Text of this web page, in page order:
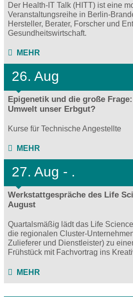
Der Health-IT Talk (HITT) ist eine
Veranstaltungsreihe in Berlin-
Hersteller, Berater, Forscher und
Gesundheitswirtschaft.
MEHR
26. Aug
Epigenetik und die große
Umwelt unser Erbgut?
Kurse für Technische Angestellte
MEHR
27. Aug - .
Werkstattgespräche des Life
August
Quartalsmäßig lädt das Life
die regionalen Cluster-
Zulieferer und Dienstleister) zu
Frühstück mit Fachvortrag ins
MEHR